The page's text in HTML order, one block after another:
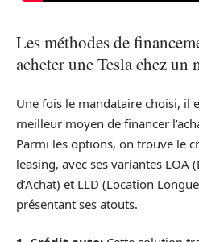
Les méthodes de
acheter une Tesla chez un
Une fois le mandataire choisi, il
meilleur moyen de financer
Parmi les options, on trouve le
leasing, avec ses variantes LOA
d’Achat) et LLD (Location
présentant ses atouts.